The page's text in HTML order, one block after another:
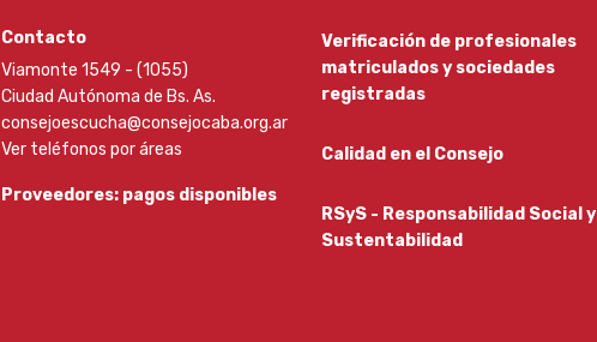
Contacto
Viamonte 1549 - (1055)
Ciudad Autónoma de Bs. As.
consejoescucha@consejocaba.org.ar
Ver teléfonos por áreas
Proveedores: pagos disponibles
Verificación de profesionales
matriculados y sociedades
registradas
Calidad en el Consejo
RSyS - Responsabilidad Social y
Sustentabilidad